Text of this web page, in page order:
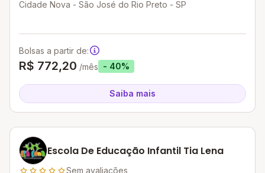
Cidade Nova - São José do Rio Preto - SP
Bolsas a partir de:
R$ 772,20 /mês - 40%
Saiba mais
Escola De Educação Infantil Tia Lena
Sem avaliações